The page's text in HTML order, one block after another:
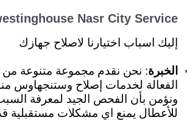
Nasr City Service
إليك اسباب اختيارنا لاصلاح جهازك
الخبرة: نحن نقدم مجموعة متنوعة من
ونؤمن بأن الفحص الجيد لمعرفة
للأعطال يمنع اي مشكلات مستقبلية